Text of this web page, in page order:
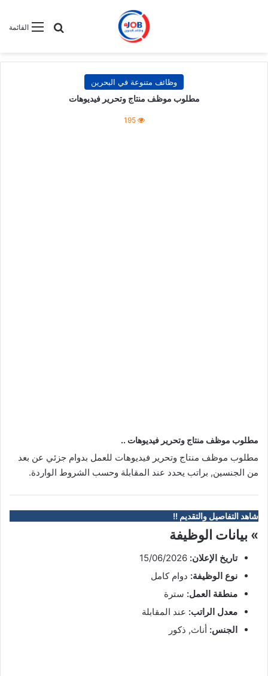
القائمةبحث عن
وظائف متنوعة في البحرين
مطلوب موظف منتاج وتحرير فيديوهات
195
مطلوب موظف منتاج وتحرير فيديوهات ..
مطلوب موظف منتاج وتحرير فيديوهات للعمل بدوام جزئي عن بعد
من الجنسين, براتب يحدد عند المقابلة وحسب الشروط الواردة.
شاهد التفاصيل والتقديم !!
» بيانات الوظيفة
تاريخ الإعلان:
نوع الوظيفة: دوام كامل
منطقة العمل: سترة
معدل الراتب: عند المقابلة
الجنس: أناث, ذكور